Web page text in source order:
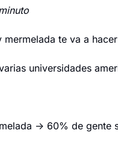
te va a
universidades
→ 60% de